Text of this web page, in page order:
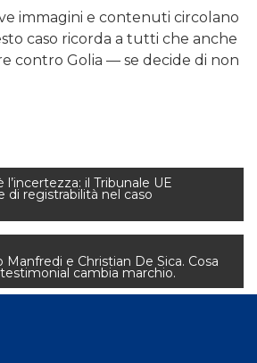
immagini e contenuti circolano
caso ricorda a tutti che anche
contro Golia — se decide di non
l’incertezza: il Tribunale UE
di registrabilità nel caso
Manfredi e Christian De Sica. Cosa
cambia marchio.